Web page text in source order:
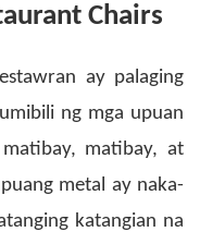
Chairs
ay palaging
ng mga upuan
matibay, at
metal ay naka-
katangian na